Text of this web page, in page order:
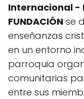
Internacional -
FUNDACIÓN se
enseñanzas
en un entorno
parroquia
comunitarias
entre sus